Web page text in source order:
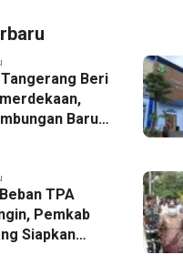
Beri
Baru
Dipangkas
TPA
Pemkab
Siapkan
di Tigaraksa